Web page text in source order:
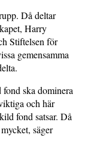
Då deltar
Harry
Stiftelsen för
gemensamma
ska dominera
och här
fond satsar. Då
säger